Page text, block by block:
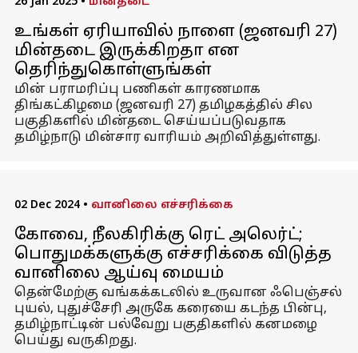
உங்கள் ஏரியாவில் நாளை (ஜனவரி 27)
மின்தடை இருக்கிறதா என
தெரிந்துகொள்ளுங்கள்
மின் பராமரிப்பு பணிகள் காரணமாக
திங்கட்கிழமை (ஜனவரி 27) தமிழகத்தில் சில
பகுதிகளில் மின்தடை செய்யப்படுவதாக
தமிழ்நாடு மின்சார வாரியம் அறிவித்துள்ளது.
02 Dec 2024 • வானிலை எச்சரிக்கை
கோவை, நீலகிரிக்கு ரெட் அலெர்ட்;
பொதுமக்களுக்கு எச்சரிக்கை விடுத்த
வானிலை ஆய்வு மையம்
தென்மேற்கு வங்கக்கடலில் உருவான ஃபெஞ்சல்
புயல், புதுச்சேரி அருகே கரையை கடந்த பின்பு,
தமிழ்நாட்டின் பல்வேறு பகுதிகளில் கனமழை
பெய்து வருகிறது.